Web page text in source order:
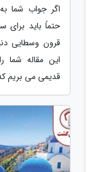
اگر جواب شما
حتماً باید برای
قرون وسطایی
این مقاله شما
قدیمی می بریم